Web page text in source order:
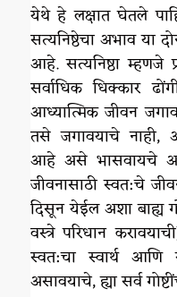
येथे हे लक्षात घेतले
सत्यनिष्ठेचा अभाव या
आहे. सत्यनिष्ठा म्हणजे
सर्वाधिक धिक्कार
आध्यात्मिक जीवन
तसे जगावयाचे नाही,
आहे असे भासवायचे
जीवनासाठी स्वत:चे
दिसून येईल अशा बाह्य
वस्त्रे परिधान
स्वत:चा स्वार्थ
असावयाचे, ह्या सर्व